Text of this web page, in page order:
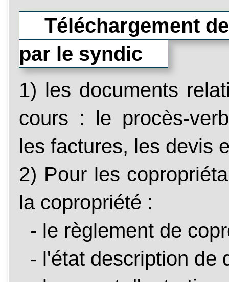
Téléchargement
par le syndic
1) les documents
cours : le procès-
les factures, les devis
2) Pour les
la copropriété :
- le règlement de
- l'état description de